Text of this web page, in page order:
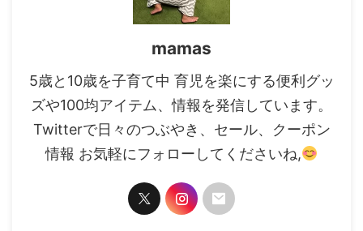
mamas
5歳と10歳を子育て中 育児を楽にする便利グッ
ズや100均アイテム、情報を発信しています。
Twitterで日々のつぶやき、セール、クーポン
情報 お気軽にフォローしてくださいね,